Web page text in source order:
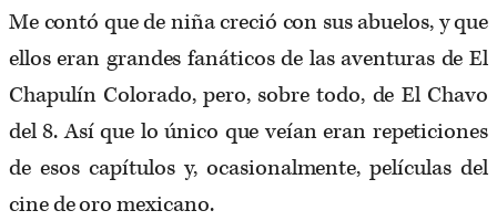
Me contó que de niña creció con sus abuelos, y que
ellos eran grandes fanáticos de las aventuras de El
Chapulín Colorado, pero, sobre todo, de El Chavo
del 8. Así que lo único que veían eran repeticiones
de esos capítulos y, ocasionalmente, películas del
cine de oro mexicano.